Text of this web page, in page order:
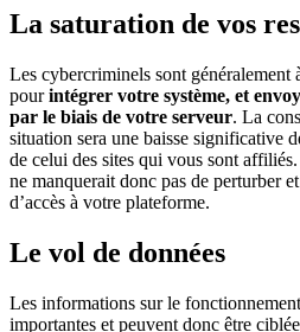
La saturation de vos
Les cybercriminels sont généralement
pourintégrer votre système, et
par le biais de votre serveur. La
situation sera une baisse significative
de celui des sites qui vous sont
ne manquerait donc pas de perturber
d’accès à votre plateforme.
Le vol de données
Les informations sur le
importantes et peuvent donc être